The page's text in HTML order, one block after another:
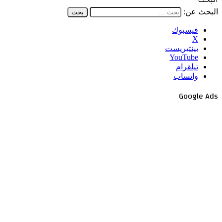
البحث عن:
فيسبوك
‫X
بينتيريست
‫YouTube
تيلقرام
واتساب
Google Ads